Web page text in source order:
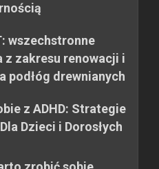
wszechstronne
z zakresu renowacji i
podłóg drewnianych
z ADHD: Strategie
Dzieci i Dorosłych